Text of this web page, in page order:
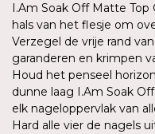
I.Am Soak Off Matte
hals van het flesje om
Verzegel de vrije rand
garanderen en krimpen
Houd het penseel
dunne laag I.Am Soak
elk nageloppervlak van
Hard alle vier de nagels